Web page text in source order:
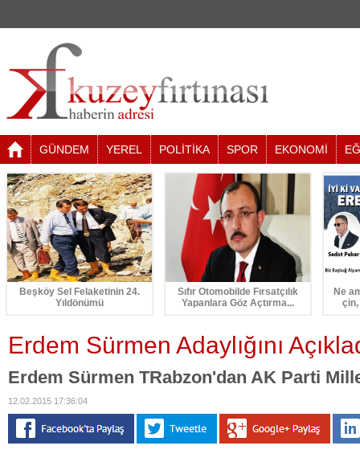
GÜNDEM YEREL POLİTİKA SPOR EKONOMİ
Beşköy Sel Felaketinin 24.
Yıldönümü
Sıfır Otomobilde Fırsatçılık
Yapanlara Göz Açtırma...
Ne
Erdem Sürmen Adaylığını
Erdem Sürmen TRabzon'dan AK Parti
12.02.2015 17:36:04